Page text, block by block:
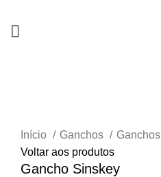
Início
Ganchos Ganchos
Voltar aos produtos
Gancho Sinskey